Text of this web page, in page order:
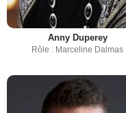
Anny Duperey
Rôle : Marceline Dalmas